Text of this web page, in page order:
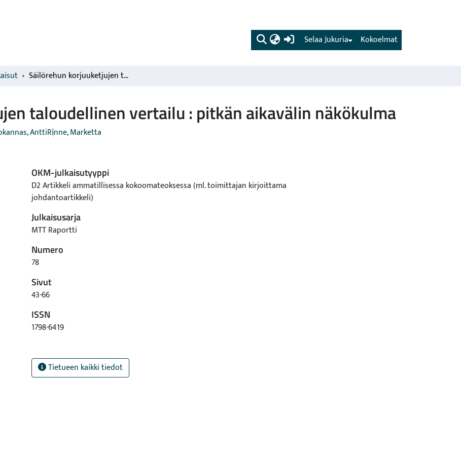
(current) Kokoelmat
Selaa Jukuria
Säilörehun korjuuketjujen taloudellinen vertailu : pitkän aikavälin näkökulma
taloudellinen vertailu : pitkän aikavälin näkökulma
AnttiRinne, Marketta
OKM-julkaisutyyppi
D2 Artikkeli ammatillisessa kokoomateoksessa (ml. toimittajan kirjoittama
johdantoartikkeli)
Julkaisusarja
MTT Raportti
Numero
78
Sivut
43-66
ISSN
1798-6419
Tietueen kaikki tiedot